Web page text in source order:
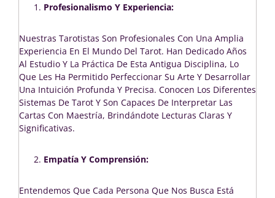
Profesionalismo Y Experiencia:
Nuestras Tarotistas Son Profesionales Con Una Amplia
Experiencia En El Mundo Del Tarot. Han Dedicado Años
Al Estudio Y La Práctica De Esta Antigua Disciplina, Lo
Que Les Ha Permitido Perfeccionar Su Arte Y Desarrollar
Una Intuición Profunda Y Precisa. Conocen Los Diferentes
Sistemas De Tarot Y Son Capaces De Interpretar Las
Cartas Con Maestría, Brindándote Lecturas Claras Y
Significativas.
Empatía Y Comprensión:
Entendemos Que Cada Persona Que Nos Busca Está